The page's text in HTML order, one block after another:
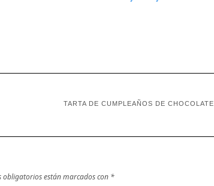
TARTA DE CUMPLEAÑOS DE CHOCOLATE
obligatorios están marcados con *